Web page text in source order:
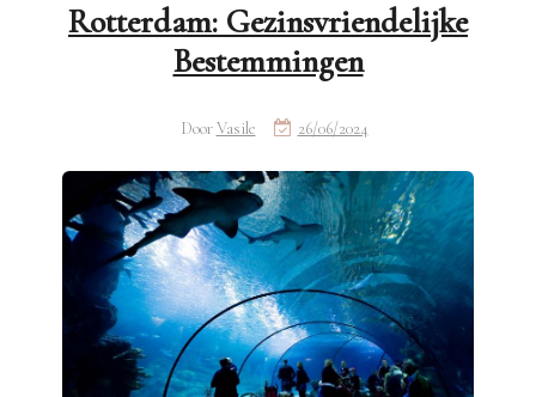
Rotterdam: Gezinsvriendelijke
Bestemmingen
DoorVasile 26/06/2024